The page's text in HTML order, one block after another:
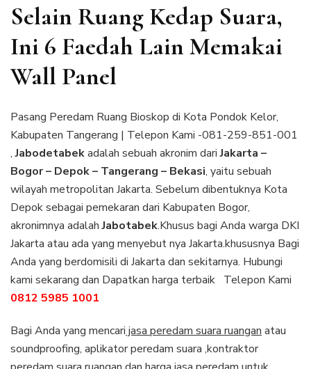
Selain Ruang Kedap Suara,
Ini 6 Faedah Lain Memakai
Wall Panel
Pasang Peredam Ruang Bioskop di Kota Pondok Kelor,
Kabupaten Tangerang | Telepon Kami -081-259-851-001
,Jabodetabekadalah sebuah akronim dariJakarta –
Bogor – Depok – Tangerang – Bekasi, yaitu sebuah
wilayah metropolitan Jakarta. Sebelum dibentuknya Kota
Depok sebagai pemekaran dari Kabupaten Bogor,
akronimnya adalahJabotabek.Khusus bagi Anda warga DKI
Jakarta atau ada yang menyebut nya Jakarta.khususnya Bagi
Anda yang berdomisili di Jakarta dan sekitarnya. Hubungi
kami sekarang dan Dapatkan harga terbaik Telepon Kami
0812 5985 1001
Bagi Anda yang mencari jasa peredam suara ruangan atau
soundproofing, aplikator peredam suara ,kontraktor